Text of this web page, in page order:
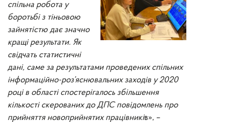
спільна робота у
боротьбі з тіньовою
зайнятістю дає значно
кращі результати. Як
свідчать статистичні
дані, саме за результатами проведених спільних
інформаційно-роз’яснювальних заходів у 2020
році в області спостерігалось збільшення
кількості скерованих до ДПС повідомлень про
прийняття новоприйнятих працівників», –